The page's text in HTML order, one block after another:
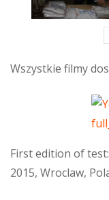
Wszystkie filmy
First edition of
2015, Wroclaw,